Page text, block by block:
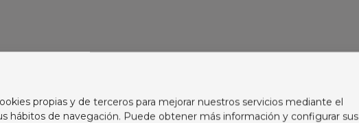
suavemente y aclarar con abundante agua.
propias y de terceros para mejorar nuestros servicios mediante el
hábitos de navegación. Puede obtener más información y configurar sus